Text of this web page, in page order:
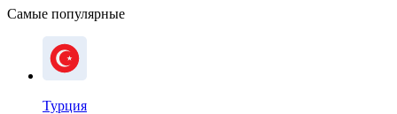
Самые популярные
Турция